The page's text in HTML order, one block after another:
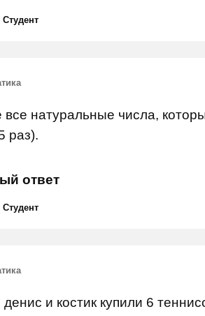
все натуральные числа,
раз).
ответ
и костик купили 6